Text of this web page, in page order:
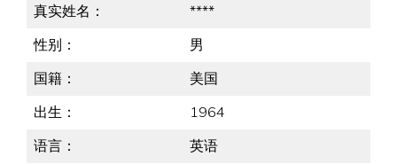
真实姓名：
****
性别：
男
国籍：
美国
出生：
1964
语言：
英语